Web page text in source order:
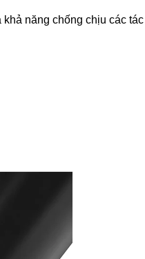
năng chống chịu các tác